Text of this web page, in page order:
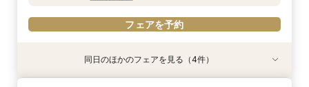
フェアを予約
特典あり
特典あり
特典あり
特典あり同日のほかのフェアを見る（4件）